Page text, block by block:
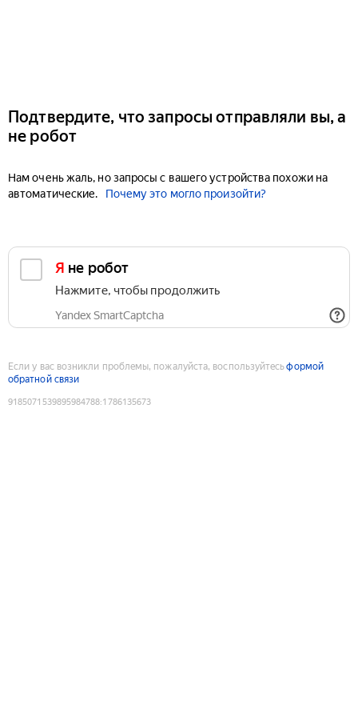
Подтвердите, что запросы отправляли вы, а
не робот
Нам очень жаль, но запросы с вашего устройства похожи на
автоматические.
Почему это могло произойти?
Я не робот
Нажмите, чтобы продолжить
Yandex SmartCaptcha
Если у вас возникли проблемы, пожалуйста, воспользуйтесьформой
обратной связи
9185071539895984788:1786135673